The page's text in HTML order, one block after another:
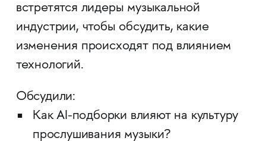
встретятся лидеры музыкальной
индустрии, чтобы обсудить, какие
изменения происходят под влиянием
технологий.
Обсудили:
Как AI-подборки влияют на культуру
прослушивания музыки?